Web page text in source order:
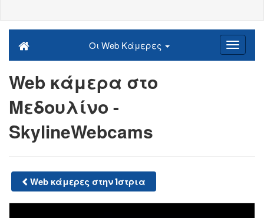
Οι Web Κάμερες
Web κάμερα στο
Μεδουλίνο -
SkylineWebcams
Web κάμερες στην Ίστρια